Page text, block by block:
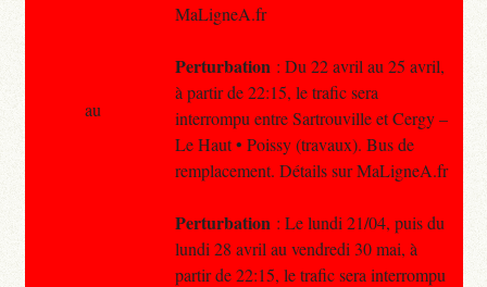
MaLigneA.fr
Perturbation : Du 22 avril au 25 avril,
à partir de 22:15, le trafic sera
interrompu entre Sartrouville et Cergy –
Le Haut • Poissy (travaux). Bus de
remplacement. Détails sur MaLigneA.fr
Perturbation : Le lundi 21/04, puis du
lundi 28 avril au vendredi 30 mai, à
partir de 22:15, le trafic sera interrompu
au